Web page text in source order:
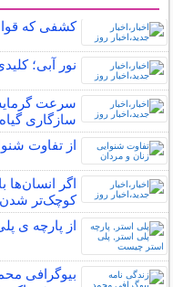
کشفی که
نور آبی؛
سازگاری
از تفاوت
اگر انسان‌ها
کوچک‌تر
از پارچه ی
بیوگرافی